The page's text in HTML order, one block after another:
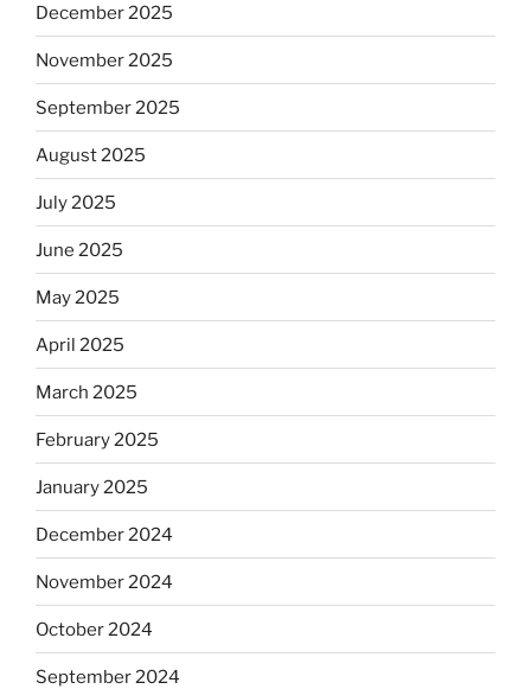
December 2025
November 2025
September 2025
August 2025
July 2025
June 2025
May 2025
April 2025
March 2025
February 2025
January 2025
December 2024
November 2024
October 2024
September 2024